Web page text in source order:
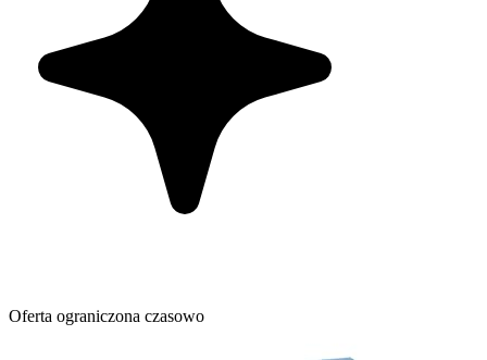
Oferta ograniczona czasowo